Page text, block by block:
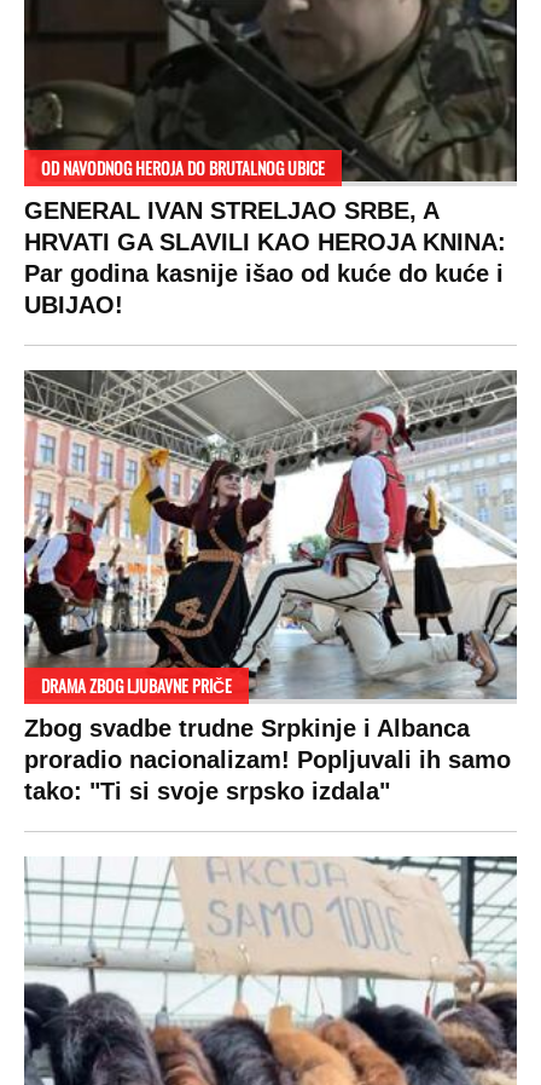
OD NAVODNOG HEROJA DO BRUTALNOG UBICE
GENERAL IVAN STRELJAO SRBE, A
HRVATI GA SLAVILI KAO HEROJA KNINA:
Par godina kasnije išao od kuće do kuće i
UBIJAO!
DRAMA ZBOG LJUBAVNE PRIČE
Zbog svadbe trudne Srpkinje i Albanca
proradio nacionalizam! Popljuvali ih samo
tako: "Ti si svoje srpsko izdala"